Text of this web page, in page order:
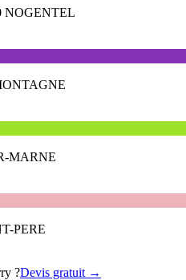
NOGENTEL
MARNE
PERE
?Devis gratuit →